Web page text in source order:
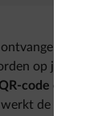
met
op je
code om te
de code